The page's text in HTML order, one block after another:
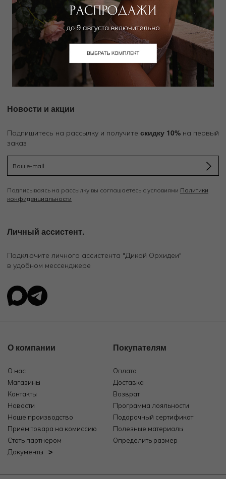
Добавить в избранное
Забронировать в магазине
Новости и акции
Подпишитесь на рассылку и получите скидку 10% на первый
заказ
Подписываясь на рассылку вы соглашаетесь с условиями Политики
конфиденциальности
Личный ассистент.
Подключите личного ассистента "Дикой Орхидеи"
в удобном мессенджере
О компании
О нас
Магазины
Контакты
Новости
Наше производство
Прием товара на комиссию
Стать партнером
Документы
Покупателям
Оплата
Доставка
Возврат
Программа лояльности
Подарочный сертификат
Полезные материалы
Определить размер